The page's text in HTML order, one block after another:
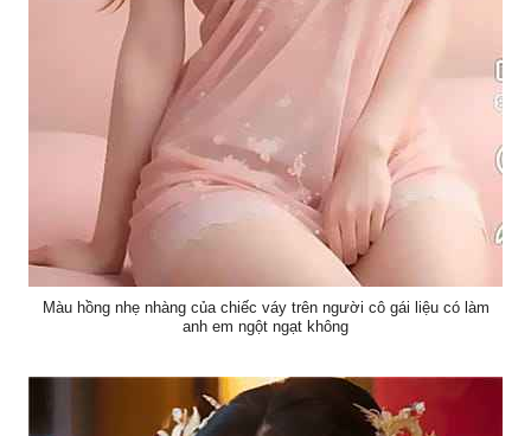
Màu hồng nhẹ nhàng của chiếc váy trên người cô gái liệu có làm
anh em ngột ngạt không